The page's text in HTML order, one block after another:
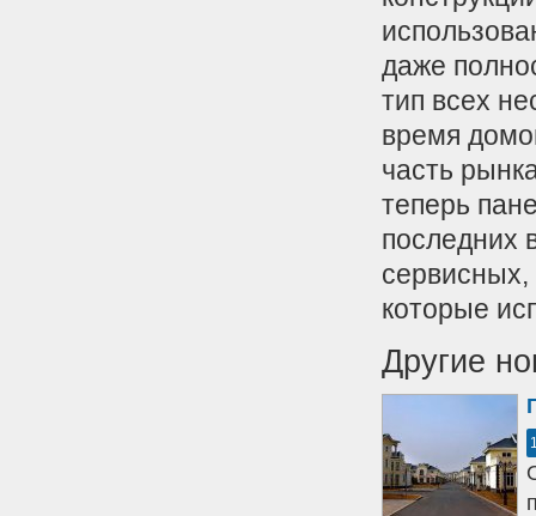
даже
тип всех
время
часть
теперь
последних
которые
Другие